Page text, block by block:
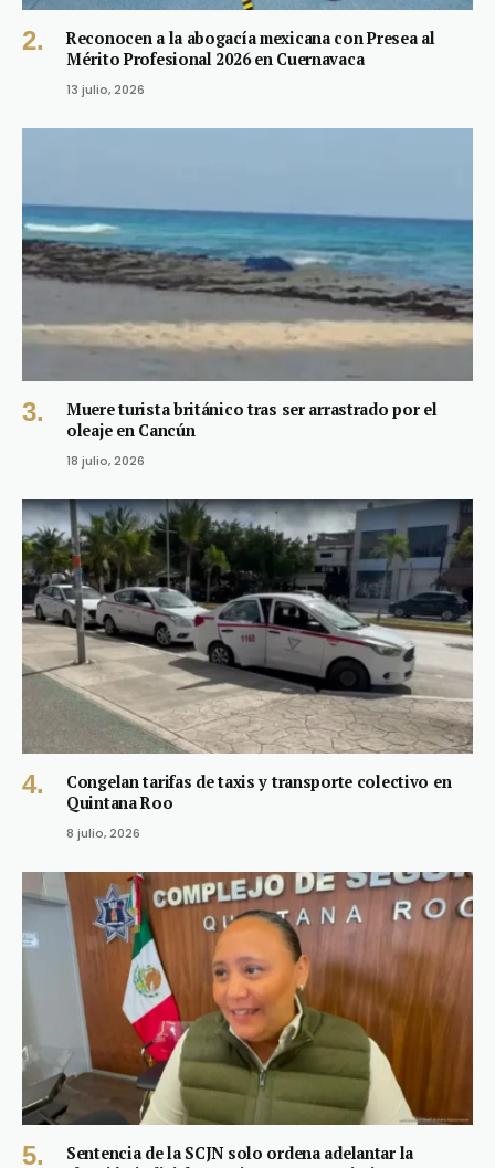
Reconocen a la abogacía mexicana con Presea al
Mérito Profesional 2026 en Cuernavaca
13 julio, 2026
Muere turista británico tras ser arrastrado por el
oleaje en Cancún
18 julio, 2026
Congelan tarifas de taxis y transporte colectivo en
Quintana Roo
8 julio, 2026
Sentencia de la SCJN solo ordena adelantar la